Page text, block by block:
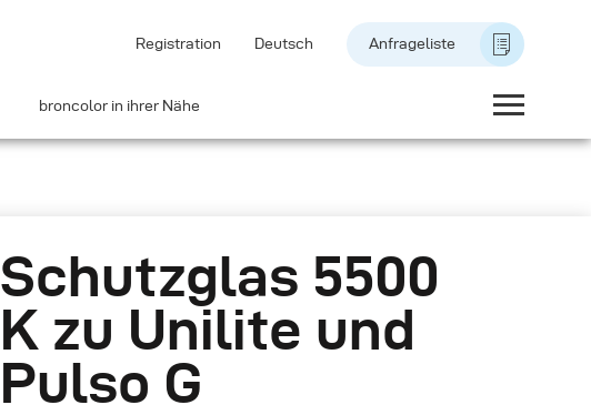
Registration Deutsch Anfrageliste
broncolor in ihrer Nähe
Schutzglas 5500
K zu Unilite und
Pulso G